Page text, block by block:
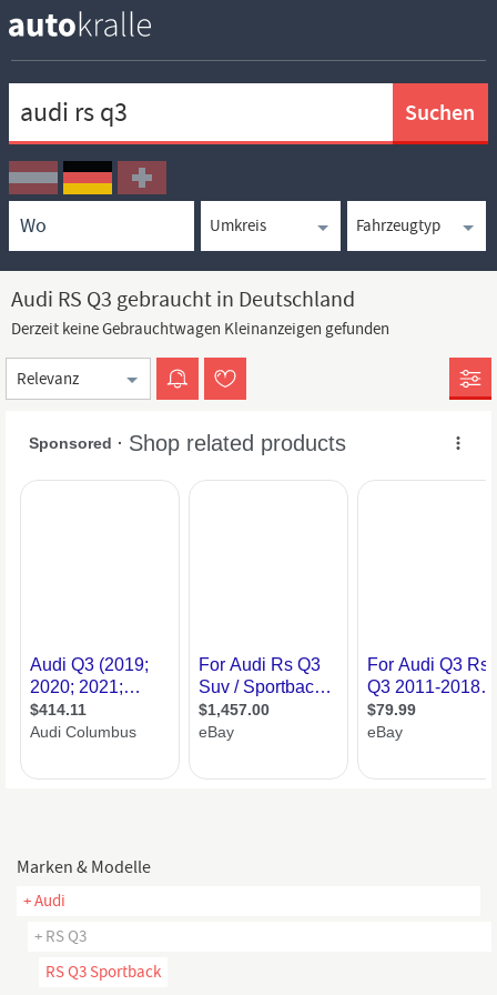
Ortssuche
Umkreissuche
Typsuche
Audi RS Q3 gebraucht in Deutschland
Derzeit keine Gebrauchtwagen Kleinanzeigen gefunden
Sortierung
Marken & Modelle
+ Audi
+ RS Q3
RS Q3 Sportback